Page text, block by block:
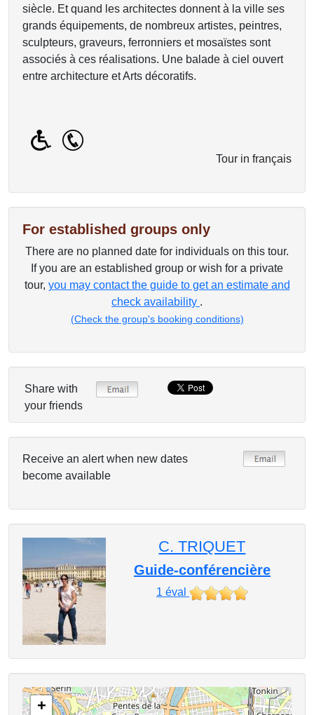
siècle. Et quand les architectes donnent à la ville ses
grands équipements, de nombreux artistes, peintres,
sculpteurs, graveurs, ferronniers et mosaïstes sont
associés à ces réalisations. Une balade à ciel ouvert
entre architecture et Arts décoratifs.
Tour in français
For established groups only
There are no planned date for individuals on this tour.
If you are an established group or wish for a private
tour, you may contact the guide to get an estimate and
check availability .
(Check the group's booking conditions)
Share with
your friends
Receive an alert when new dates
become available
C. TRIQUET
Guide-conférencière
1 éval
+